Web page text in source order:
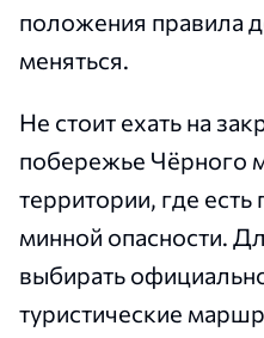
положения правила
меняться.
Не стоит ехать на
побережье Чёрного
территории, где
минной опасности.
выбирать
туристические